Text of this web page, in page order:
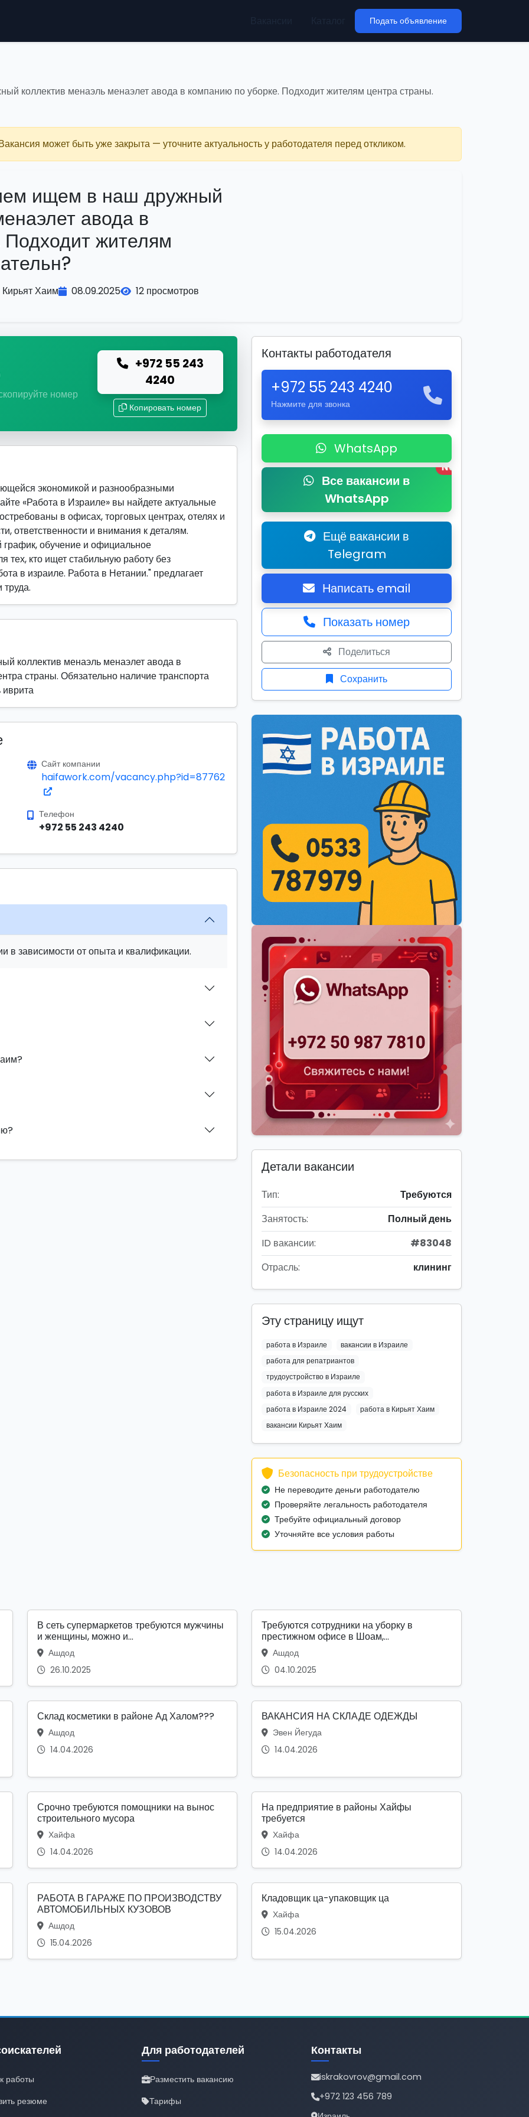
Подать объявление
коллектив менаэль менаэлет авода в компанию по уборке. Подходит жителям центра страны.
может быть уже закрыта — уточните актуальность у работодателя перед откликом.
ищем в наш дружный
авода в
жителям
Кирьят Хаим 08.09.2025 12 просмотров
номер
+972 55 243
4240
Копировать номер
экономикой и разнообразными
«Работа в Израиле» вы найдете актуальные
в офисах, торговых центрах, отелях и
ответственности и внимания к деталям.
обучение и официальное
тех, кто ищет стабильную работу без
в израиле. Работа в Нетании." предлагает
коллектив менаэль менаэлет авода в
страны. Обязательно наличие транспорта
Сайт компании
haifawork.com/vacancy.php?id=87762
Телефон
+972 55 243 4240
в зависимости от опыта и квалификации.
Контакты работодателя
+972 55 243 4240
Нажмите для звонка
WhatsApp
Все вакансии в
WhatsApp
New
Ещё вакансии в
Telegram
Написать email
Показать номер
Поделиться
Сохранить
Детали вакансии
Тип:
Требуются
Занятость:
Полный день
ID вакансии:
#83048
Отрасль:
клининг
Эту страницу ищут
работа в Израиле
вакансии в Израиле
работа для репатриантов
трудоустройство в Израиле
работа в Израиле для русских
работа в Израиле 2024
работа в Кирьят Хаим
вакансии Кирьят Хаим
Безопасность при трудоустройстве
Не переводите деньги работодателю
Проверяйте легальность работодателя
Требуйте официальный договор
Уточняйте все условия работы
В сеть супермаркетов требуются мужчины
и женщины, можно и...
Ашдод
26.10.2025
Требуются сотрудники на уборку в
престижном офисе в Шоам,...
Ашдод
04.10.2025
Склад косметики в районе Ад Халом???
Ашдод
14.04.2026
ВАКАНСИЯ НА СКЛАДЕ ОДЕЖДЫ
Эвен Йегуда
14.04.2026
Срочно требуются помощники на вынос
строительного мусора
Хайфа
14.04.2026
На предприятие в районы Хайфы
требуется
Хайфа
14.04.2026
РАБОТА В ГАРАЖЕ ПО ПРОИЗВОДСТВУ
АВТОМОБИЛЬНЫХ КУЗОВОВ
Ашдод
15.04.2026
Кладовщик ца-упаковщик ца
Хайфа
15.04.2026
работы
резюме
Для работодателей
Разместить вакансию
Тарифы
Контакты
iskrakovrov@gmail.com
+972 123 456 789